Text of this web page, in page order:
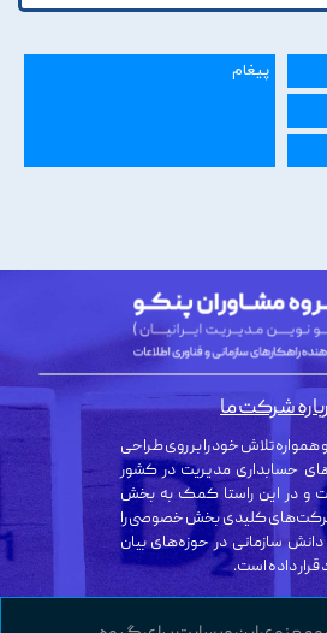
تلاش خود را بر روی طراحی
حسابداری مدیریت در کشور
و در این راستا کمک به بخش
کلیدی بخش خصوصی را
سازمانی در حوزه‌های بیان
داده است.
شرکت ما